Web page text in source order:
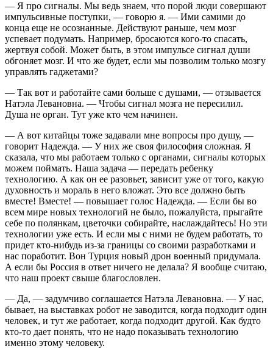
— Я про сигналы. Мы ведь знаем, что порой люди совершают
импульсивные поступки, — говорю я. — Ими самими до
конца еще не осознанные. Действуют раньше, чем мозг
успевает подумать. Например, бросаются кого-то спасать,
жертвуя собой. Может быть, в этом импульсе сигнал души
обгоняет мозг. И что же будет, если мы позволим только мозгу
управлять гаджетами?
— Так вот и работайте сами больше с душами, — отзывается
Натэла Левановна. — Чтобы сигнал мозга не пересилил.
Душа не орган. Тут уже кто чем начинен.
— А вот китайцы тоже задавали мне вопросы про душу, —
говорит Надежда. — У них же своя философия сложная. Я
сказала, что мы работаем только с органами, сигналы которых
можем поймать. Наша задача — передать ребенку
технологию. А как он ее разовьет, зависит уже от того, какую
духовность и мораль в него вложат. Это все должно быть
вместе! Вместе! — повышает голос Надежда. — Если бы во
всем мире новых технологий не было, пожалуйста, прыгайте
себе по полянкам, цветочки собирайте, наслаждайтесь! Но эти
технологии уже есть. И если мы с ними не будем работать, то
придет кто-нибудь из-за границы со своими разработками и
нас поработит. Вон Турция новый дрон военный придумала.
А если бы Россия в ответ ничего не делала? Я вообще считаю,
что наш проект свыше благословлен.
— Да, — задумчиво соглашается Натэла Левановна. — У нас,
бывает, на выставках робот не заводится, когда подходит один
человек, и тут же работает, когда подходит другой. Как будто
кто-то дает понять, что не надо показывать технологию
именно этому человеку.